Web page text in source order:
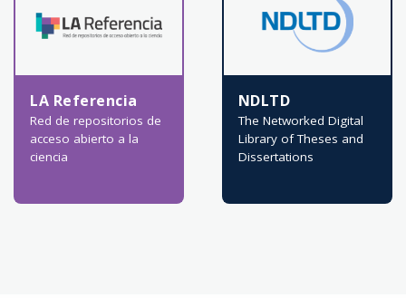
LA Referencia
Red de repositorios de
acceso abierto a la
ciencia
NDLTD
The Networked Digital
Library of Theses and
Dissertations